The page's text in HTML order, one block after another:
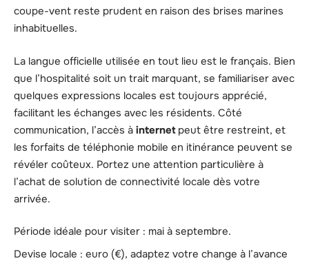
coupe-vent reste prudent en raison des brises marines
inhabituelles.
La langue officielle utilisée en tout lieu est le français. Bien
que l’hospitalité soit un trait marquant, se familiariser avec
quelques expressions locales est toujours apprécié,
facilitant les échanges avec les résidents. Côté
communication, l’accès à internetpeut être restreint, et
les forfaits de téléphonie mobile en itinérance peuvent se
révéler coûteux. Portez une attention particulière à
l’achat de solution de connectivité locale dès votre
arrivée.
Période idéale pour visiter : mai à septembre.
Devise locale : euro (€), adaptez votre change à l’avance